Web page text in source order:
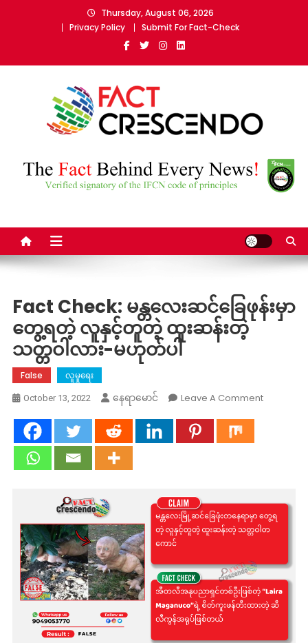
Thursday, August 06, 2026
Privacy Policy
Submit For Fact-Check
Fact Crescendo Myanmar
Fact Check: မန္တလေးဆင်ခြေဖုန်းမှာ
တွေ့ရတဲ့ လူနှင့်တူတဲ့ ထူးဆန်းတဲ့
သတ္တဝါလား-မဟုတ်ပါ
False လူမှုရေး
October 13, 2022 နေရာမောင် Leave A CommentOn
တွေ့
ရ
နှင့်
တူ
တဲ့